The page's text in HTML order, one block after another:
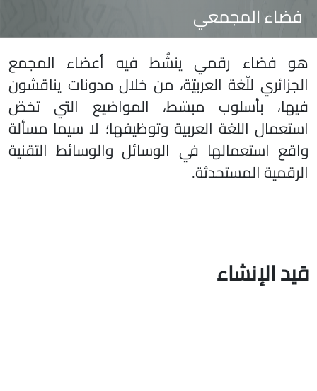
فضاء المجمعي
هو فضاء رقمي ينشُط فيه أعضاء المجمع
الجزائري للّغة العربيّة، من خلال مدونات يناقشون
فيها، بأسلوب مبسّط، المواضيع التي تخصّ
استعمال اللغة العربية وتوظيفها؛ لا سيما مسألة
واقع استعمالها في الوسائل والوسائط التقنية
الرقمية المستحدثة.
قيد الإنشاء